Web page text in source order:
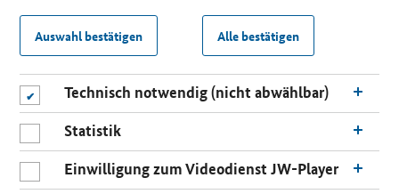
Auswahl bestätigen Alle bestätigen
Technisch notwendig (nicht abwählbar)
Statistik
Einwilligung zum Videodienst JW-Player